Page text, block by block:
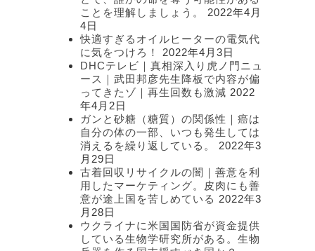
ことを理解しましょう。
2022年4月
4日
快適すぎるオイルヒーターの電気代
に気をつけろ！
2022年4月3日
DHCテレビ｜真相深入り虎ノ門ニュ
ース｜武田邦彦先生降板で内容が偏
ってきたゾ｜再生回数も激減 2022
年4月2日
ガンと砂糖（糖質）の関係性｜癌は
自分の体の一部、いつも発生しては
消えるを繰り返している。
2022年3
月29日
古着回収リサイクルの闇｜善意を利
用したマーケティング。皮肉にも善
意が途上国を苦しめている 2022年3
月28日
ウクライナに米国国防省が資金提供
している生物学研究所がある。生物